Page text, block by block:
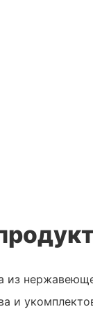
​​из
и